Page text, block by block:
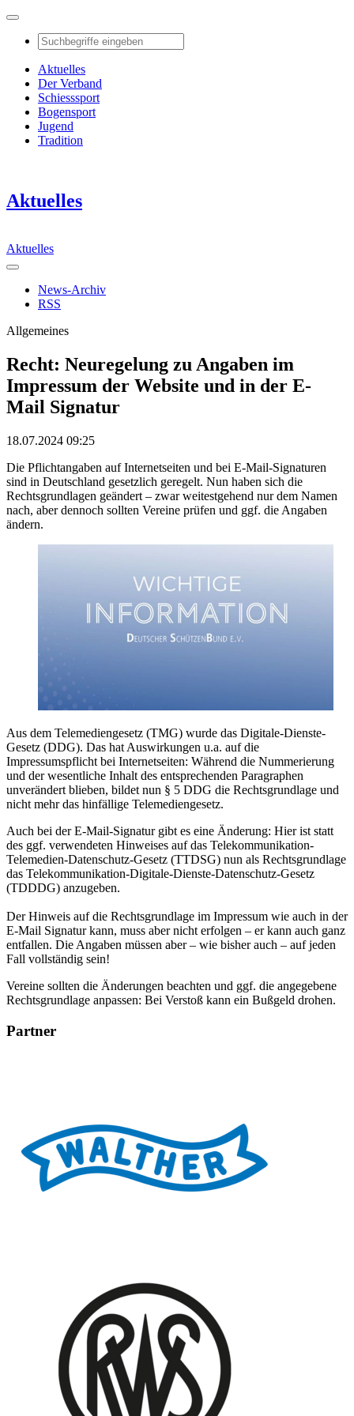
Aktuelles
Der Verband
Schiesssport
Bogensport
Jugend
Tradition
Aktuelles
Aktuelles
News-Archiv
RSS
Allgemeines
Recht: Neuregelung zu Angaben im
Impressum der Website und in der E-
Mail Signatur
18.07.2024 09:25
Die Pflichtangaben auf Internetseiten und bei E-Mail-Signaturen
sind in Deutschland gesetzlich geregelt. Nun haben sich die
Rechtsgrundlagen geändert – zwar weitestgehend nur dem Namen
nach, aber dennoch sollten Vereine prüfen und ggf. die Angaben
ändern.
Aus dem Telemediengesetz (TMG) wurde das Digitale-Dienste-
Gesetz (DDG). Das hat Auswirkungen u.a. auf die
Impressumspflicht bei Internetseiten: Während die Nummerierung
und der wesentliche Inhalt des entsprechenden Paragraphen
unverändert blieben, bildet nun § 5 DDG die Rechtsgrundlage und
nicht mehr das hinfällige Telemediengesetz.
Auch bei der E-Mail-Signatur gibt es eine Änderung: Hier ist statt
des ggf. verwendeten Hinweises auf das Telekommunikation-
Telemedien-Datenschutz-Gesetz (TTDSG) nun als Rechtsgrundlage
das Telekommunikation-Digitale-Dienste-Datenschutz-Gesetz
(TDDDG) anzugeben.
Der Hinweis auf die Rechtsgrundlage im Impressum wie auch in der
E-Mail Signatur kann, muss aber nicht erfolgen – er kann auch ganz
entfallen. Die Angaben müssen aber – wie bisher auch – auf jeden
Fall vollständig sein!
Vereine sollten die Änderungen beachten und ggf. die angegebene
Rechtsgrundlage anpassen: Bei Verstoß kann ein Bußgeld drohen.
Partner